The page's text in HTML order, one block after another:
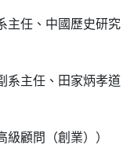
主任 、 中國歷史研究
系主任 、 田家炳孝道
顧問（創業））